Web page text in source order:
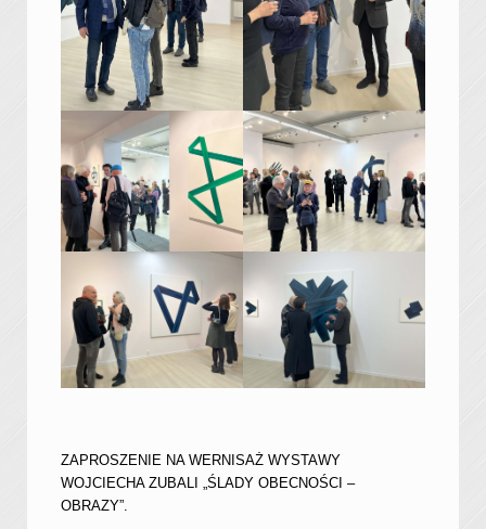
ZAPROSZENIE NA WERNISAŻ WYSTAWY
WOJCIECHA ZUBALI „ŚLADY OBECNOŚCI –
OBRAZY”.